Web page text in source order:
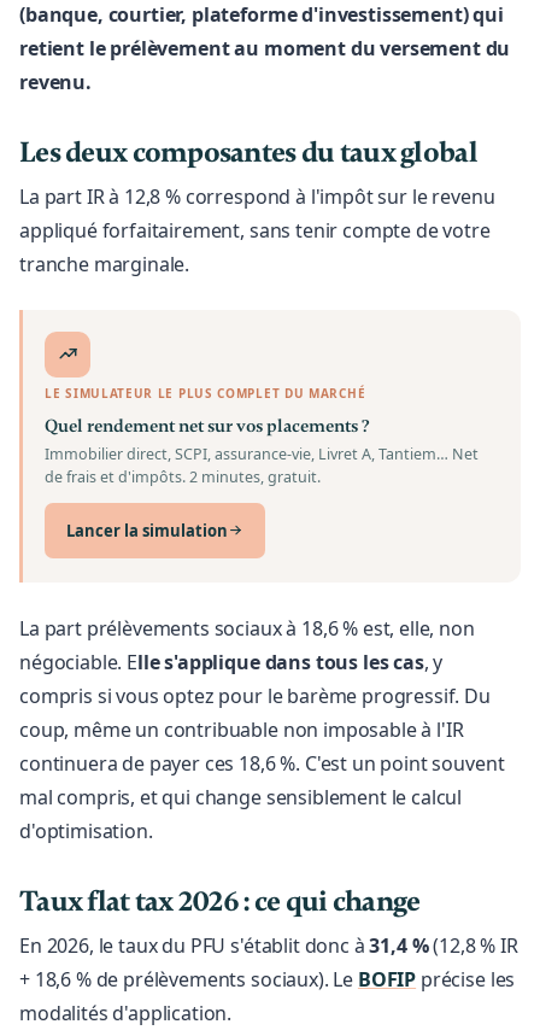
(banque, courtier, plateforme d'investissement) qui
retient le prélèvement au moment du versement du
revenu.
Les deux composantes du taux global
La part IR à 12,8 % correspond à l'impôt sur le revenu
appliqué forfaitairement, sans tenir compte de votre
tranche marginale.
LE SIMULATEUR LE PLUS COMPLET DU MARCHÉ
Quel rendement net sur vos placements ?
Immobilier direct, SCPI, assurance-vie, Livret A, Tantiem… Net
de frais et d'impôts. 2 minutes, gratuit.
Lancer la simulation
La part prélèvements sociaux à 18,6 % est, elle, non
négociable. Elle s'applique dans tous les cas, y
compris si vous optez pour le barème progressif. Du
coup, même un contribuable non imposable à l'IR
continuera de payer ces 18,6 %. C'est un point souvent
mal compris, et qui change sensiblement le calcul
d'optimisation.
Taux flat tax 2026 : ce qui change
En 2026, le taux du PFU s'établit donc à31,4 %(12,8 % IR
+ 18,6 % de prélèvements sociaux). Le BOFIP précise les
modalités d'application.